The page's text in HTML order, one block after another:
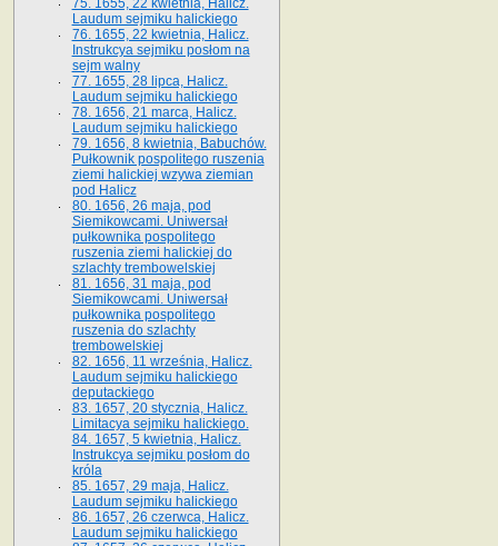
75. 1655, 22 kwietnia, Halicz.
Laudum sejmiku halickiego
76. 1655, 22 kwietnia, Halicz.
Instrukcya sejmiku posłom na
sejm walny
77. 1655, 28 lipca, Halicz.
Laudum sejmiku halickiego
78. 1656, 21 marca, Halicz.
Laudum sejmiku halickiego
79. 1656, 8 kwietnia, Babuchów.
Pułkownik pospolitego ruszenia
ziemi halickiej wzywa ziemian
pod Halicz
80. 1656, 26 maja, pod
Siemikowcami. Uniwersał
pułkownika pospolitego
ruszenia ziemi halickiej do
szlachty trembowelskiej
81. 1656, 31 maja, pod
Siemikowcami. Uniwersał
pułkownika pospolitego
ruszenia do szlachty
trembowelskiej
82. 1656, 11 września, Halicz.
Laudum sejmiku halickiego
deputackiego
83. 1657, 20 stycznia, Halicz.
Limitacya sejmiku halickiego.
84. 1657, 5 kwietnia, Halicz.
Instrukcya sejmiku posłom do
króla
85. 1657, 29 maja, Halicz.
Laudum sejmiku halickiego
86. 1657, 26 czerwca, Halicz.
Laudum sejmiku halickiego